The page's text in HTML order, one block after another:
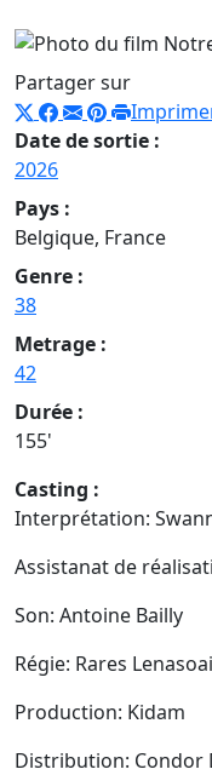
Partager sur
Date de sortie :
2026
Pays :
Belgique, France
Genre :
38
Metrage :
42
Durée :
155'
Casting :
Interprétation:
Assistanat de
Son: Antoine Bailly
Régie: Rares
Production: Kidam
Distribution: Condor